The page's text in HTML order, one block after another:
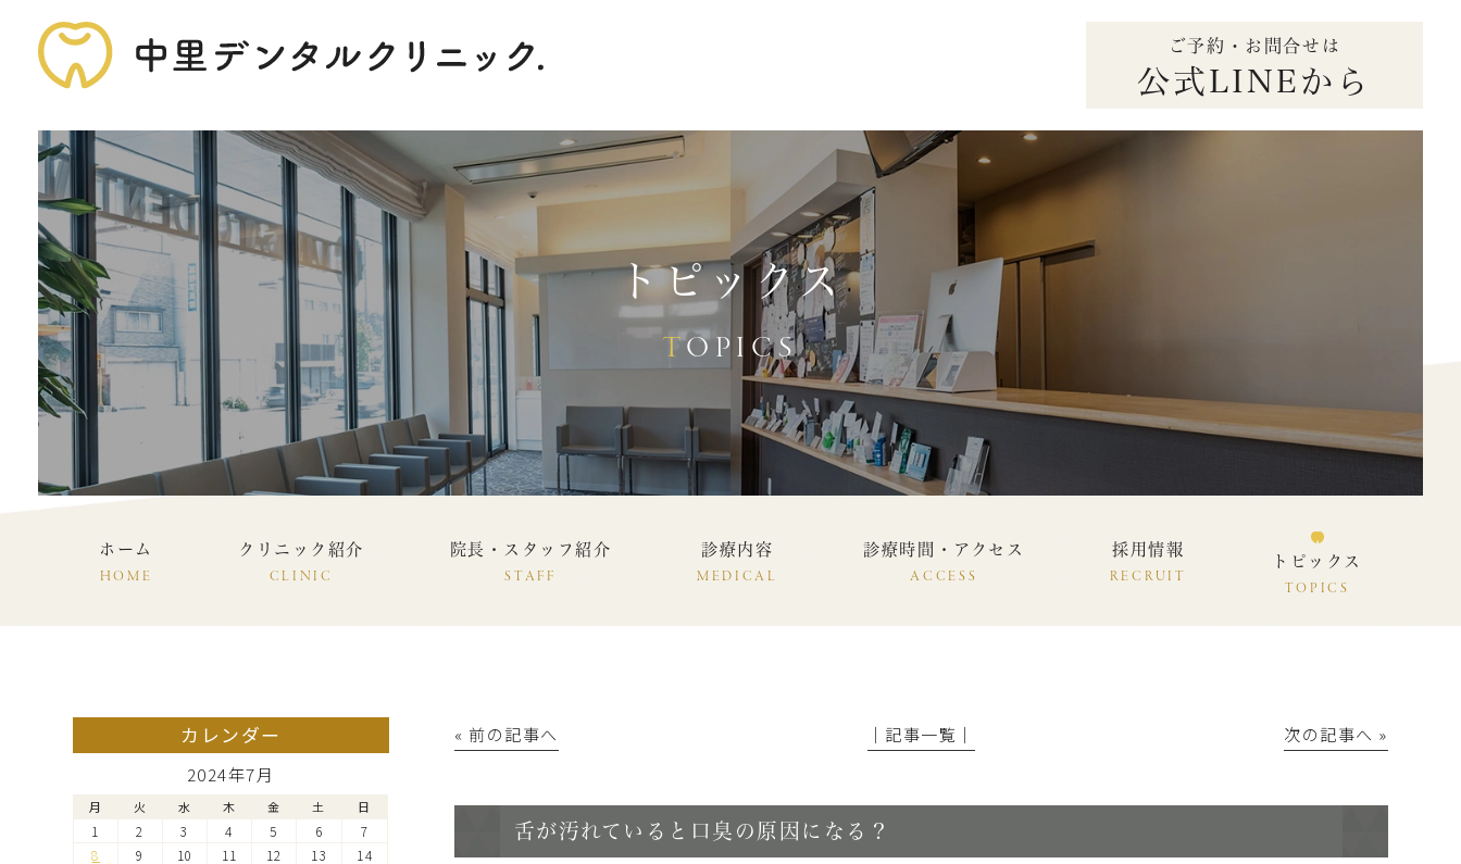
ご予約・お問合せは
公式LINEから
トピックス
TOPICS
ホーム
HOME
クリニック紹介
CLINIC
院長・スタッフ紹介
STAFF
診療内容
MEDICAL
診療時間・アクセス
ACCESS
採用情報
RECRUIT
トピックス
TOPICS
« 前の記事へ │記事一覧│ 次の記事へ »
舌が汚れていると口臭の原因になる？
カレンダー
2024年7月
月 火 水 木 金 土 日
1 2 3 4 5 6
7
8
9 10 11 12 13
14